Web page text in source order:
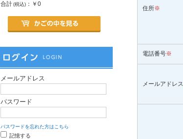
住所※
電話番号※
メールアドレス
合計(税込) ： ￥0
メールアドレス
パスワード
パスワードを忘れた方はこちら
記憶する